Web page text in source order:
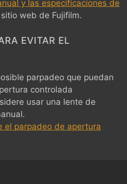
y las especificaciones de
web de Fujifilm.
EVITAR EL
parpadeo que puedan
controlada
usar una lente de
el parpadeo de apertura